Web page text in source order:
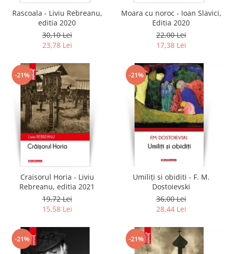
Rascoala - Liviu Rebreanu,
editia 2020
30,10 Lei
23,78 Lei
Moara cu noroc - Ioan Slavici,
Editia 2020
22,00 Lei
17,38 Lei
-21%
Craisorul Horia - Liviu
Rebreanu, editia 2021
19,72 Lei
15,58 Lei
-21%
Umiliți si obiditi - F. M.
Dostoievski
36,00 Lei
28,44 Lei
-21% -21%